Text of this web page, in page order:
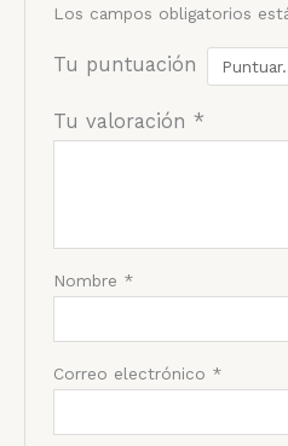
Los campos obligatorios
Tu puntuación
Tu valoración *
Nombre *
Correo electrónico *